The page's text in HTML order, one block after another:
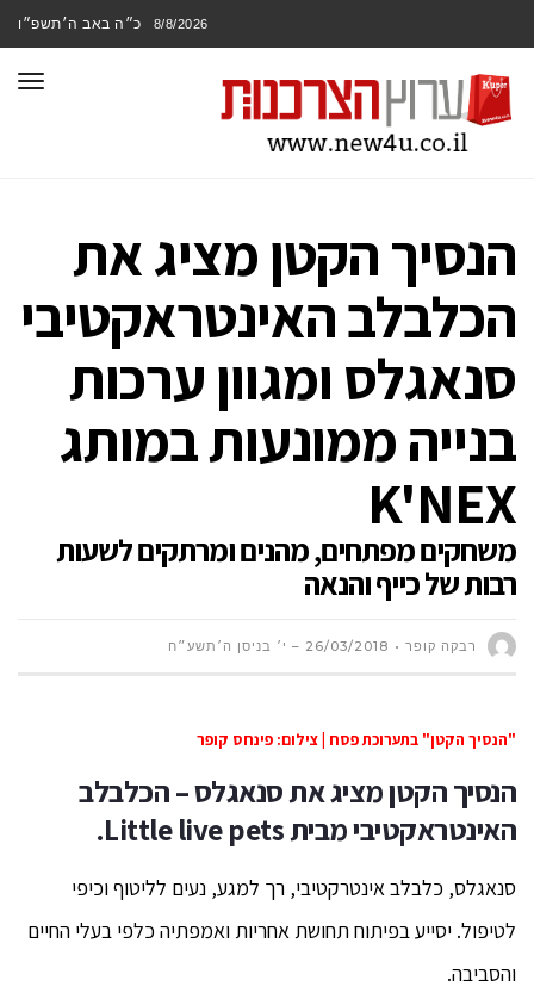
8/8/2026 כ״ה באב ה׳תשפ״ו
הנסיך הקטן מציג את
הכלבלב האינטראקטיבי
סנאגלס ומגוון ערכות
בנייה ממונעות במותג
K'NEX
משחקים מפתחים, מהנים ומרתקים לשעות
רבות של כייף והנאה
רבקה קופר 26/03/2018 – י׳ בניסן ה׳תשע״ח
"הנסיך הקטן" בתערוכת פסח | צילום: פינחס קופר
הנסיך הקטן מציג את סנאגלס – הכלבלב
האינטראקטיבי מבית Little live pets.
סנאגלס, כלבלב אינטרקטיבי, רך למגע, נעים לליטוף וכיפי
לטיפול. יסייע בפיתוח תחושת אחריות ואמפתיה כלפי בעלי החיים
והסביבה.